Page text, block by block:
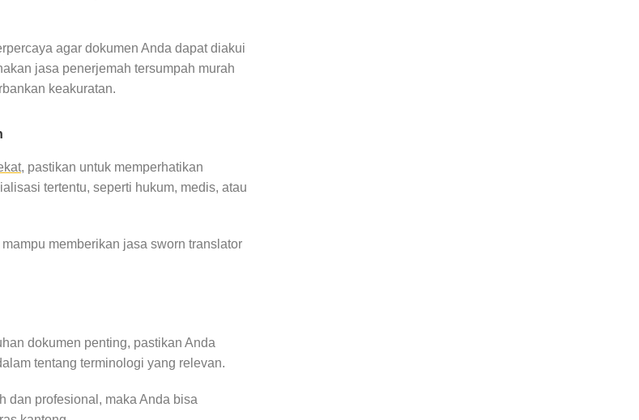
agar dokumen Anda dapat diakui
jasa penerjemah tersumpah murah
keakuratan.
, pastikan untuk memperhatikan
tertentu, seperti hukum, medis, atau
memberikan jasa sworn translator
dokumen penting, pastikan Anda
tentang terminologi yang relevan.
dan profesional, maka Anda bisa